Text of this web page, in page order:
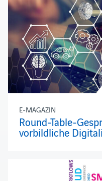
E-MAGAZIN
Round-Table-
vorbildliche